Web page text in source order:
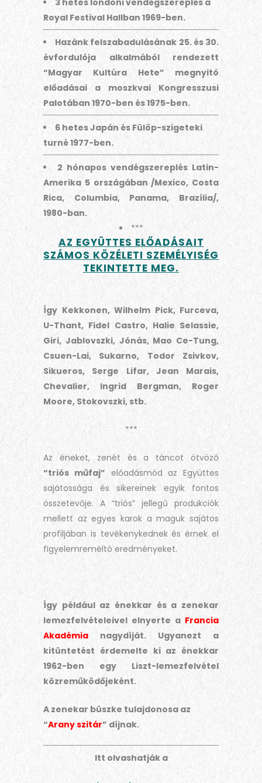
Royal Festival Hallban 1969-ben.
Hazánk felszabadulásának 25. és 30.
évfordulója alkalmából rendezett
“Magyar Kultúra Hete” megnyitó
előadásai a moszkvai Kongresszusi
Palotában 1970-ben és 1975-ben.
6 hetes Japán és Fülöp-szigeteki
turné 1977-ben.
2 hónapos vendégszereplés Latin-
Amerika 5 országában /Mexico, Costa
Rica, Columbia, Panama, Brazília/,
1980-ban.
***
AZ EGYÜTTES ELŐADÁSAIT
SZÁMOS KÖZÉLETI SZEMÉLYISÉG
TEKINTETTE MEG.
Így Kekkonen, Wilhelm Pick, Furceva,
U-Thant, Fidel Castro, Halie Selassie,
Giri, Jablovszki, Jónás, Mao Ce-Tung,
Csuen-Lai, Sukarno, Todor Zsivkov,
Sikueros, Serge Lifar, Jean Marais,
Chevalier, Ingrid Bergman, Roger
Moore, Stokovszki, stb.
***
Az éneket, zenét és a táncot ötvöző
“triós műfaj” előadásmód az Együttes
sajátossága és sikereinek egyik fontos
összetevője. A “triós” jellegű produkciók
mellett az egyes karok a maguk sajátos
profiljában is tevékenykednek és érnek el
figyelemreméltó eredményeket.
Így például az énekkar és a zenekar
lemezfelvételeivel elnyerte a Francia
Akadémia nagydíját. Ugyanezt a
kitüntetést érdemelte ki az énekkar
1962-ben egy Liszt-lemezfelvétel
közreműködőjeként.
A zenekar büszke tulajdonosa az
“Arany szitár” díjnak.
Itt olvashatják a